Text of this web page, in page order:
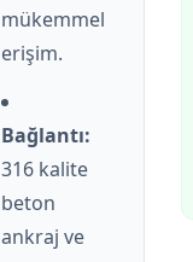
mükemmel
erişim.
Bağlantı:
316 kalite
beton
ankraj ve